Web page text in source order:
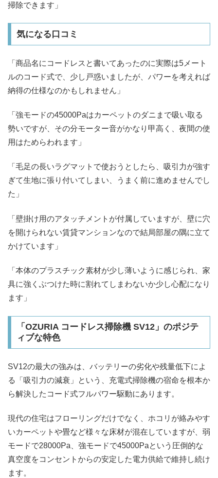
掃除できます」
気になる口コミ
「商品名にコードレスと書いてあったのに実際は5メート
ルのコード式で、少し戸惑いましたが、パワーを考えれば
納得の仕様なのかもしれません」
「強モードの45000Paはカーペットのダニまで吸い取る
勢いですが、その分モーター音がかなり甲高く、夜間の使
用はためらわれます」
「毛足の長いラグマットで使おうとしたら、吸引力が強す
ぎて生地に張り付いてしまい、うまく前に進めませんでし
た」
「壁掛け用のアタッチメントが付属していますが、壁に穴
を開けられない賃貸マンションなので結局部屋の隅に立て
かけています」
「本体のプラスチック素材が少し薄いように感じられ、家
具に強くぶつけた時に割れてしまわないか少し心配になり
ます」
「OZURIA コードレス掃除機 SV12」のポジテ
ィブな特色
SV12の最大の強みは、バッテリーの劣化や残量低下によ
る「吸引力の減衰」という、充電式掃除機の宿命を根本か
ら解決したコード式フルパワー駆動にあります。
現代の住宅はフローリングだけでなく、ホコリが絡みやす
いカーペットや畳など様々な床材が混在していますが、弱
モードで28000Pa、強モードで45000Paという圧倒的な
真空度をコンセントからの安定した電力供給で維持し続け
ます。